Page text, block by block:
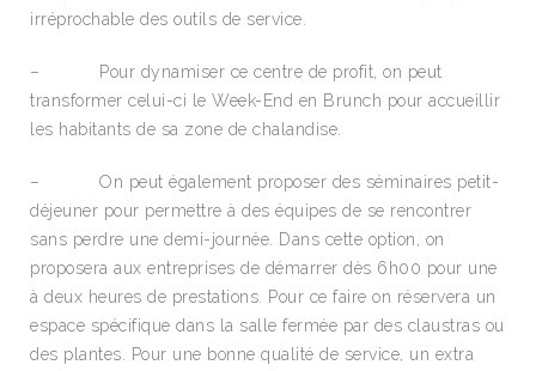
irréprochable des outils de service.
– Pour dynamiser ce centre de profit, on peut
transformer celui-ci le Week-End en Brunch pour accueillir
les habitants de sa zone de chalandise.
– On peut également proposer des séminaires petit-
déjeuner pour permettre à des équipes de se rencontrer
sans perdre une demi-journée. Dans cette option, on
proposera aux entreprises de démarrer dès 6h00 pour une
à deux heures de prestations. Pour ce faire on réservera un
espace spécifique dans la salle fermée par des claustras ou
des plantes. Pour une bonne qualité de service, un extra